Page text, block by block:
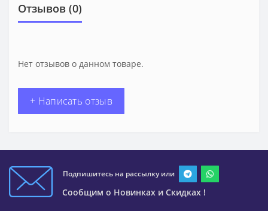
Отзывов (0)
Нет отзывов о данном товаре.
+ Написать отзыв
Подпишитесь на рассылку или
Сообщим о Новинках и Скидках !